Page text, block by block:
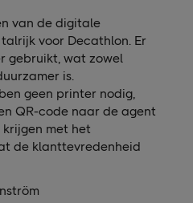
van de digitale
voor Decathlon. Er
gebruikt, wat zowel
is.
geen printer nodig,
QR-code naar de agent
met het
de klanttevredenheid